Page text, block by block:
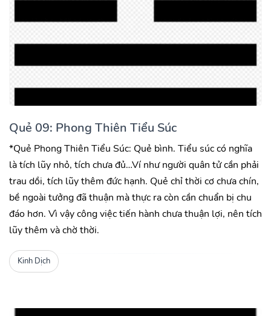
Quẻ 09: Phong Thiên Tiểu Súc
*Quẻ Phong Thiên Tiểu Súc: Quẻ bình. Tiểu súc có nghĩa
là tích lũy nhỏ, tích chưa đủ…Ví như người quân tử cần phải
trau dồi, tích lũy thêm đức hạnh. Quẻ chỉ thời cơ chưa chín,
bề ngoài tưởng đã thuận mà thực ra còn cần chuẩn bị chu
đáo hơn. Vì vậy công việc tiến hành chưa thuận lợi, nên tích
lũy thêm và chờ thời.
Kinh Dịch